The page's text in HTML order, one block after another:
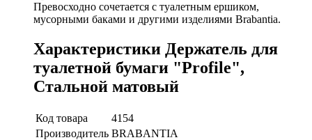
Превосходно сочетается с туалетным ершиком,
мусорными баками и другими изделиями Brabantia.
Характеристики Держатель для
туалетной бумаги "Profile",
Стальной матовый
Код товара
4154
Производитель BRABANTIA